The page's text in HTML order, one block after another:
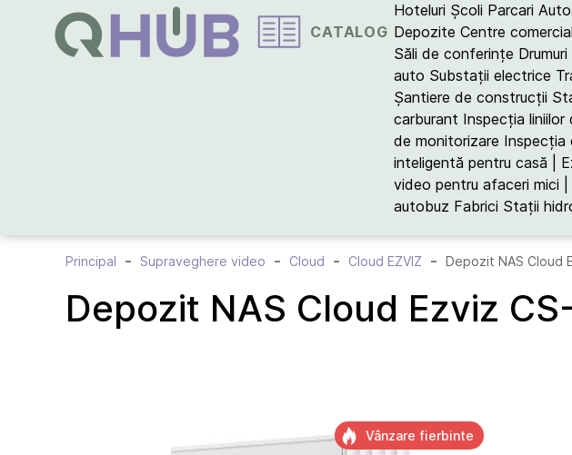
CATALOG
Hoteluri Școli Parcari
Depozite Centre
Săli de conferințe
auto Substații electrice
Șantiere de construcții
carburant Inspecția liniilor
de monitorizare Inspecția
inteligentă pentru casă |
video pentru afaceri mici |
autobuz Fabrici Stații
Principal Supraveghere video Cloud Cloud EZVIZ Depozit NAS Cloud
Depozit NAS Cloud Ezviz
Vânzare fierbinte